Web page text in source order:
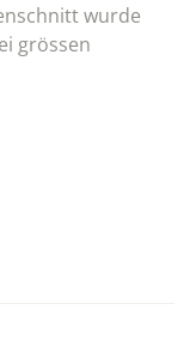
wurde
grössen